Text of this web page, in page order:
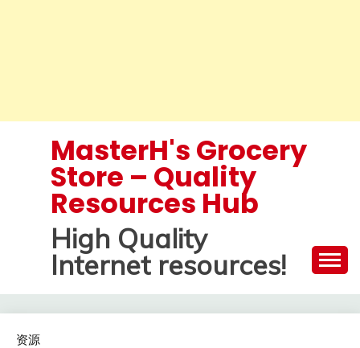
MasterH's Grocery
Store – Quality
Resources Hub
High Quality
Internet resources!
资源